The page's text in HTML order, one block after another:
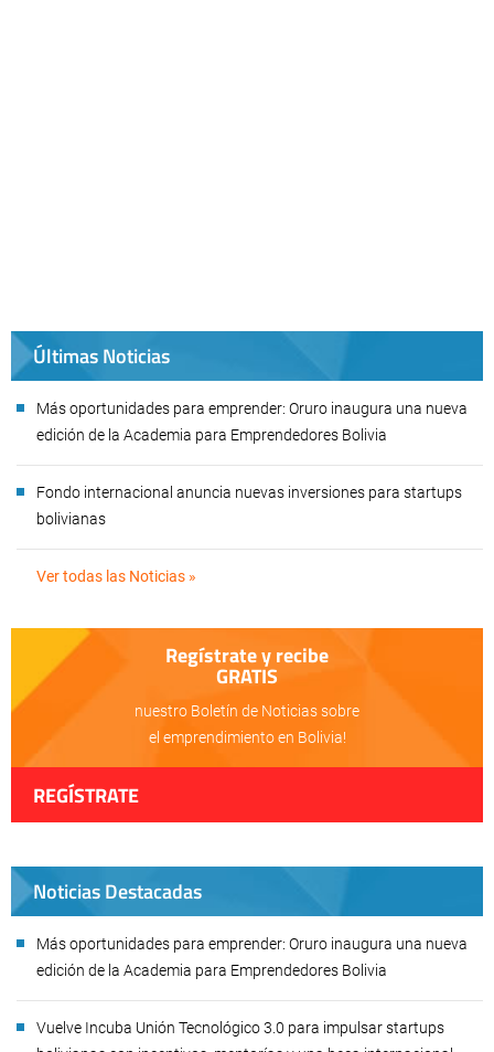
Últimas Noticias
Más oportunidades para emprender: Oruro inaugura una nueva
edición de la Academia para Emprendedores Bolivia
Fondo internacional anuncia nuevas inversiones para startups
bolivianas
Ver todas las Noticias »
Regístrate y recibe
GRATIS
nuestro Boletín de Noticias sobre
el emprendimiento en Bolivia!
REGÍSTRATE
Noticias Destacadas
Más oportunidades para emprender: Oruro inaugura una nueva
edición de la Academia para Emprendedores Bolivia
Vuelve Incuba Unión Tecnológico 3.0 para impulsar startups